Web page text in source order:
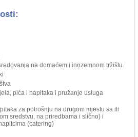
na domaćem i inozemnom tržištu
pića i napitaka i pružanje usluga
za potrošnju na drugom mjestu sa ili
sredstvu, na priredbama i slično) i
(catering)